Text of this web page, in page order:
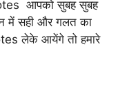
आपको सुबह सुबह
में सही और गलत का
लेके आयेंगे तो हमारे